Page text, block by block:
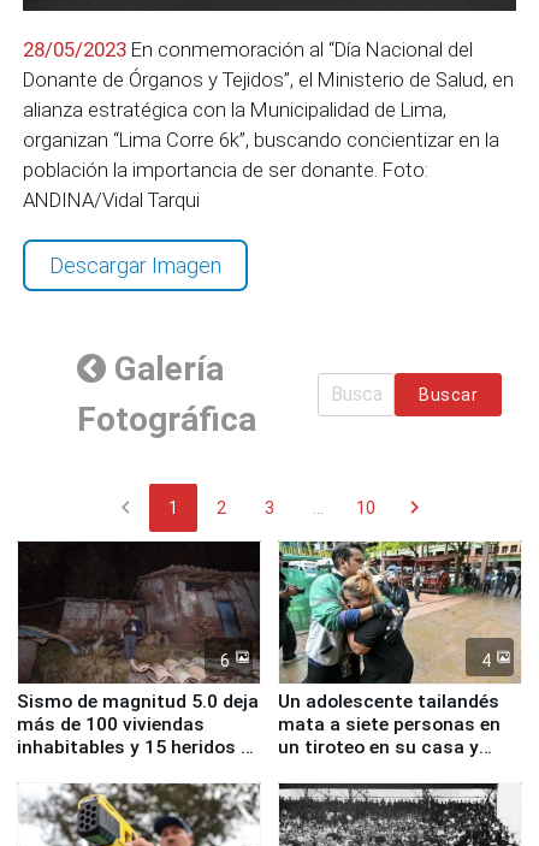
28/05/2023 En conmemoración al “Día Nacional del
Donante de Órganos y Tejidos”, el Ministerio de Salud, en
alianza estratégica con la Municipalidad de Lima,
organizan “Lima Corre 6k”, buscando concientizar en la
población la importancia de ser donante. Foto:
ANDINA/Vidal Tarqui
Descargar Imagen
Galería
Fotográfica
Buscar
chevron_left 1 2 3 10 chevron_right
6
Sismo de magnitud 5.0 deja
más de 100 viviendas
inhabitables y 15 heridos en
4
Un adolescente tailandés
mata a siete personas en
un tiroteo en su casa y